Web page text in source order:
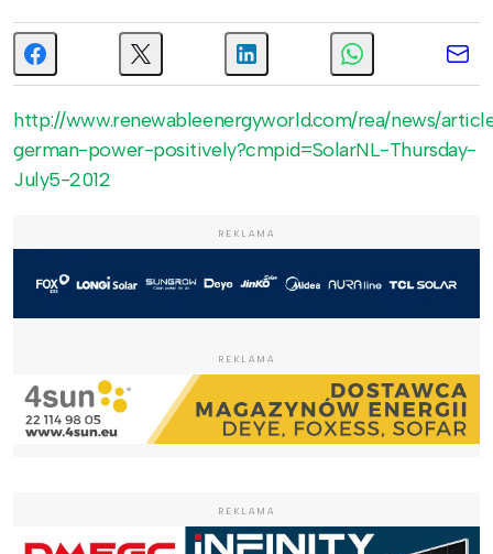
http://www.renewableenergyworld.com/rea/news/
german-power-positively?cmpid=SolarNL-Thursday-
July5-2012
REKLAMA
REKLAMA
REKLAMA